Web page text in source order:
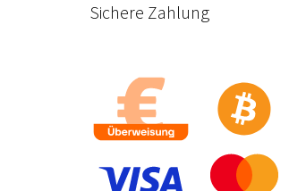
Sichere Zahlung